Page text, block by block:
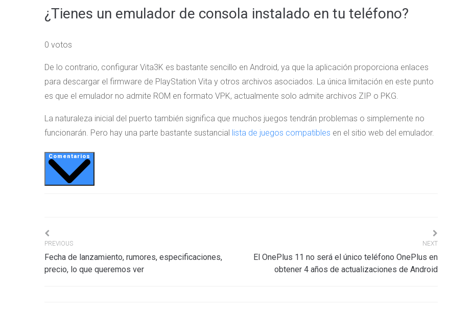
¿Tienes un emulador de consola instalado en tu teléfono?
0 votos
De lo contrario, configurar Vita3K es bastante sencillo en Android, ya que la aplicación proporciona enlaces
para descargar el firmware de PlayStation Vita y otros archivos asociados. La única limitación en este punto
es que el emulador no admite ROM en formato VPK, actualmente solo admite archivos ZIP o PKG.
La naturaleza inicial del puerto también significa que muchos juegos tendrán problemas o simplemente no
funcionarán. Pero hay una parte bastante sustancial lista de juegos compatibles en el sitio web del emulador.
Comentarios
Navigation
de
PREVIOUS
Fecha de lanzamiento, rumores, especificaciones,
precio, lo que queremos ver
NEXT
El OnePlus 11 no será el único teléfono OnePlus en
obtener 4 años de actualizaciones de Android